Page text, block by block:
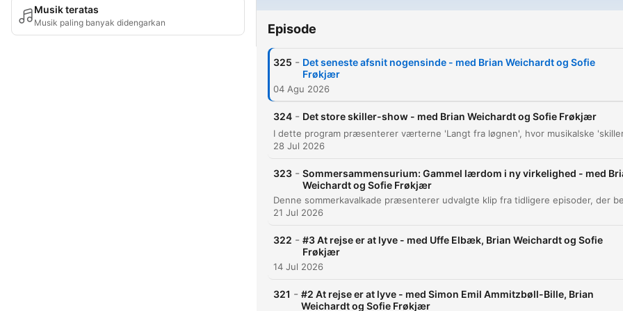
Musik teratas
Musik paling banyak didengarkan Episode
325 - Det seneste afsnit nogensinde - med Brian Weichardt og Sofie
Frøkjær
04 Agu 2026
324 - Det store skiller-show - med Brian Weichardt og Sofie Frøkjær
28 Jul 2026
323 - Sommersammensurium: Gammel lærdom i ny virkelighed - med
Weichardt og Sofie Frøkjær
21 Jul 2026
322 - #3 At rejse er at lyve - med Uffe Elbæk, Brian Weichardt og Sofie
Frøkjær
14 Jul 2026
321 - #2 At rejse er at lyve - med Simon Emil Ammitzbøll-Bille, Brian
Weichardt og Sofie Frøkjær